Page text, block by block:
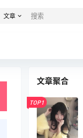
文章
文章聚合
TOP1